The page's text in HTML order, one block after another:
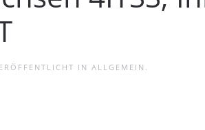
IN ALLGEMEIN .